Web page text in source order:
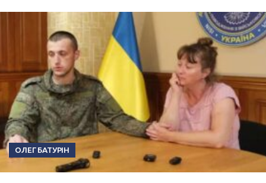
ОЛЕГ БАТУРІН